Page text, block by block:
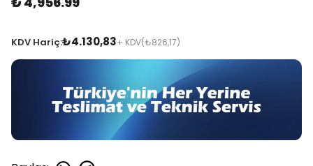
KDV Hariç:₺4.130,83+ KDV(₺826,17)